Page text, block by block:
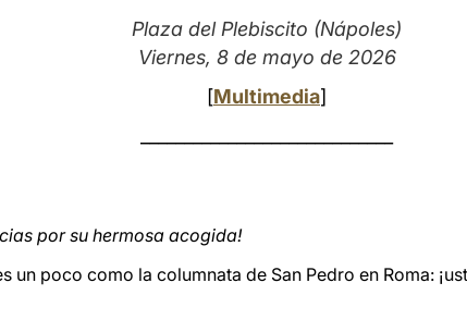
Plaza del Plebiscito (Nápoles)
Viernes, 8 de mayo de 2026
[Multimedia]
por su hermosa acogida!
un poco como la columnata de San Pedro en Roma: